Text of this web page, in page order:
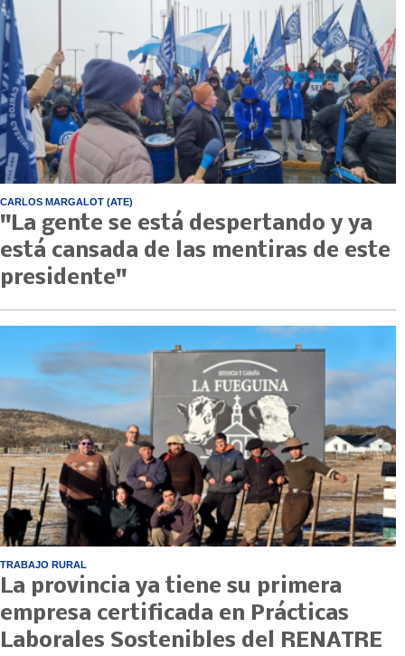
CARLOS MARGALOT (ATE)
"La gente se está despertando y ya
está cansada de las mentiras de este
presidente"
TRABAJO RURAL
La provincia ya tiene su primera
empresa certificada en Prácticas
Laborales Sostenibles del RENATRE